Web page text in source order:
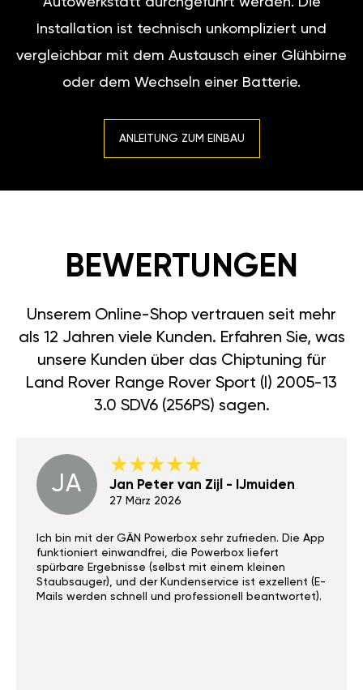
Installation ist technisch unkompliziert und
vergleichbar mit dem Austausch einer Glühbirne
oder dem Wechseln einer Batterie.
ANLEITUNG ZUM EINBAU
BEWERTUNGEN
Unserem Online-Shop vertrauen seit mehr
als 12 Jahren viele Kunden. Erfahren Sie, was
unsere Kunden über das Chiptuning für
Land Rover Range Rover Sport (I) 2005-13
3.0 SDV6 (256PS) sagen.
JA Jan Peter van Zijl - IJmuiden
27 März 2026
Ich bin mit der GÄN Powerbox sehr zufrieden. Die App
funktioniert einwandfrei, die Powerbox liefert
spürbare Ergebnisse (selbst mit einem kleinen
Staubsauger), und der Kundenservice ist exzellent (E-
Mails werden schnell und professionell beantwortet).